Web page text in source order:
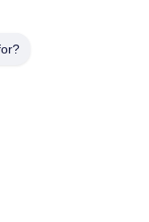
duplexroestvrij